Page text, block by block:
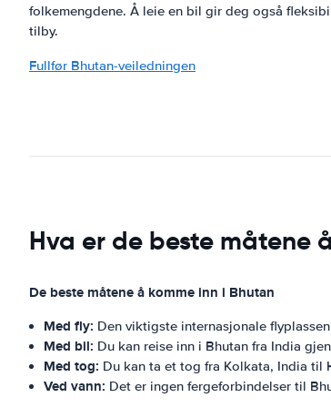
folkemengdene. Å leie en bil gir deg også
tilby.
Fullfør Bhutan-veiledningen
Hva er de beste måtene
De beste måtene å komme inn i Bhutan
Med fly: Den viktigste internasjonale
Med bil: Du kan reise inn i Bhutan fra India
Med tog: Du kan ta et tog fra Kolkata, India til
Ved vann: Det er ingen fergeforbindelser til